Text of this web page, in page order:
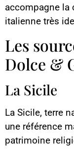
accompagne la
italienne très
Les
Dolce &
La Sicile
La Sicile, terre
une référence
patrimoine